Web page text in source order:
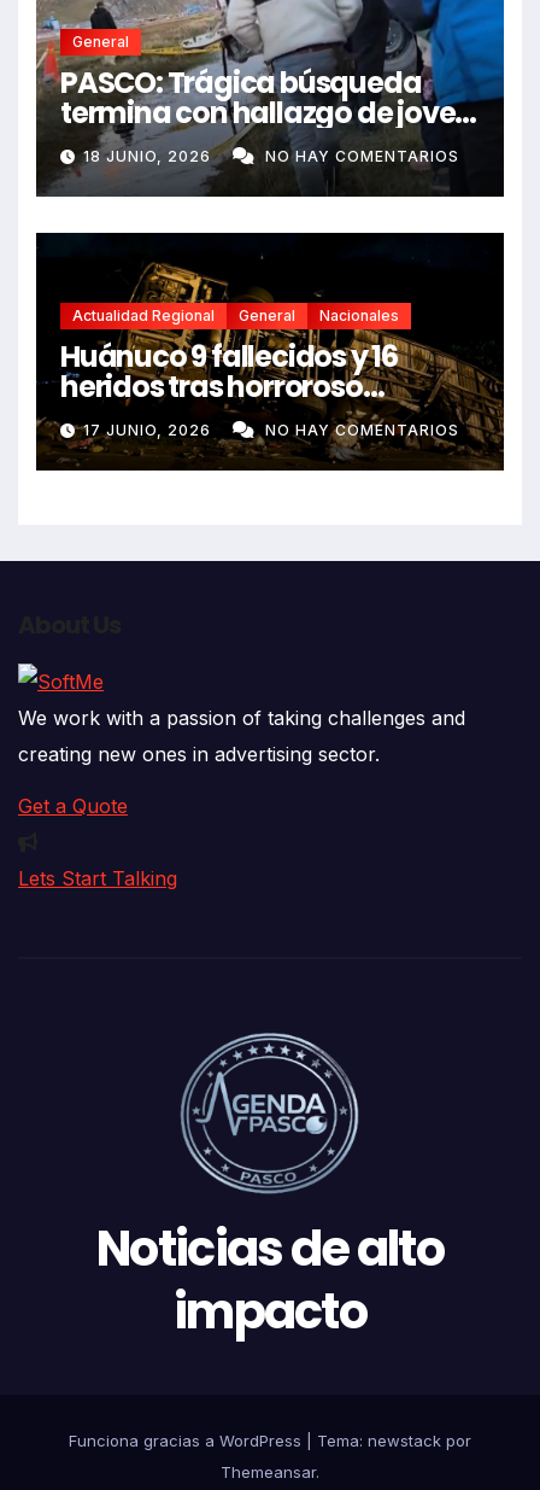
General
PASCO: Trágica búsqueda
termina con hallazgo de joven
sin vida en Rancas
18 JUNIO, 2026 NO HAY COMENTARIOS
Actualidad Regional General Nacionales
Huánuco 9 fallecidos y 16
heridos tras horroroso
despiste de bus Real Chancas
que impactó contra vivienda
17 JUNIO, 2026 NO HAY COMENTARIOS
We work with a passion of taking challenges and
creating new ones in advertising sector.
Get a Quote
Lets Start Talking
Noticias de alto
impacto
Funciona gracias a WordPress
Tema: newstack por
Themeansar.